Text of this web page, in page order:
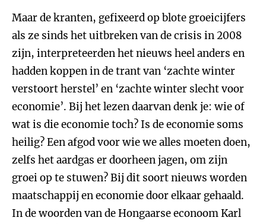
Maar de kranten, gefixeerd op blote groeicijfers
als ze sinds het uitbreken van de crisis in 2008
zijn, interpreteerden het nieuws heel anders en
hadden koppen in de trant van ‘zachte winter
verstoort herstel’ en ‘zachte winter slecht voor
economie’. Bij het lezen daarvan denk je: wie of
wat is die economie toch? Is de economie soms
heilig? Een afgod voor wie we alles moeten doen,
zelfs het aardgas er doorheen jagen, om zijn
groei op te stuwen? Bij dit soort nieuws worden
maatschappij en economie door elkaar gehaald.
In de woorden van de Hongaarse econoom Karl